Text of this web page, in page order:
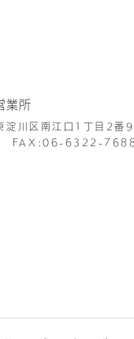
業所
淀川区南江口1丁目2番
FAX:06-6322-